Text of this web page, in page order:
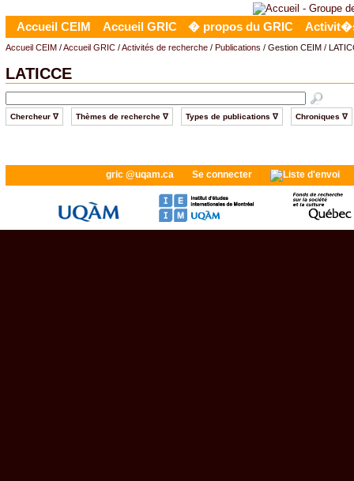
Accueil CEIM Accueil GRIC � propos du GRIC
Accueil CEIM/Accueil GRIC/Activités de recherche/ Publications / Gestion CEIM /
LATICCE
Chercheur ∇ Thèmes de recherche ∇ Types de publications ∇ Chroniques ∇
gric @uqam.ca Se connecter